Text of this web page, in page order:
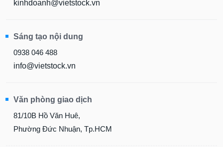
kinhdoanh@vietstock.vn
Sáng tạo nội dung
0938 046 488
info@vietstock.vn
Văn phòng giao dịch
81/10B Hồ Văn Huê,
Phường Đức Nhuận, Tp.HCM